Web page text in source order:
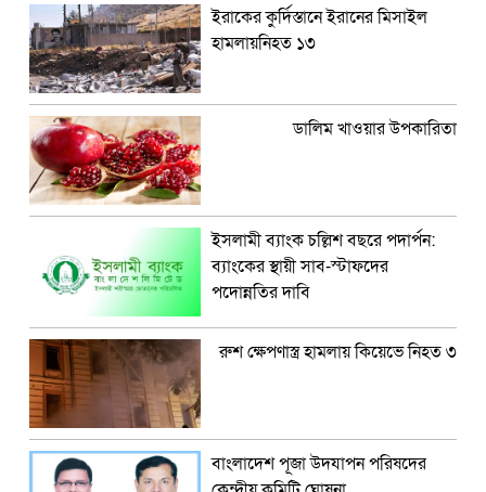
ইরাকের কুর্দিস্তানে ইরানের মিসাইল
হামলায়নিহত ১৩
ডালিম খাওয়ার উপকারিতা
ইসলামী ব্যাংক চল্লিশ বছরে পদার্পন:
ব্যাংকের স্থায়ী সাব-স্টাফদের
পদোন্নতির দাবি
রুশ ক্ষেপণাস্ত্র হামলায় কিয়েভে নিহত ৩
বাংলাদেশ পূজা উদযাপন পরিষদের